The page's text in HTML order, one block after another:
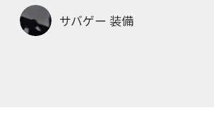
サバゲー 装備